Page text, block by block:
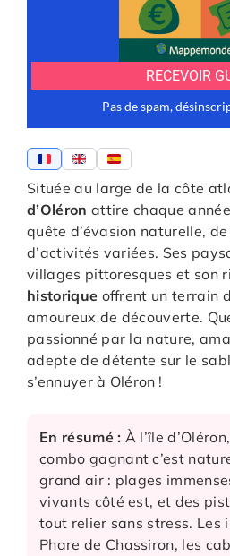
Située au large de la côte
d’Oléron attire chaque
quête d’évasion naturelle, de
d’activités variées. Ses
villages pittoresques et son
historique offrent un terrain
amoureux de découverte.
passionné par la nature,
adepte de détente sur le
s’ennuyer à Oléron !
En résumé : À l’île
combo gagnant c’est
grand air : plages
vivants côté est, et des
tout relier sans stress. Les
Phare de Chassiron, les